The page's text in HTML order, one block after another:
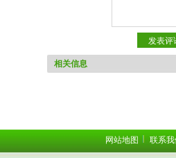
相关信息
网站地图 联系